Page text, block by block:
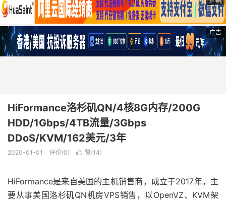
广告
HiFormance洛杉矶QN/4核8G内存/200G
HDD/1Gbps/4TB流量/3Gbps
DDoS/KVM/162美元/3年
2020-01-01 评论(0)  赞(14)
HiFormance是来自美国的主机销售商，成立于2017年，主
要从事美国洛杉矶QN机房VPS销售，以OpenVZ、KVM架